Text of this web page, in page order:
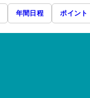
年間日程 ポイント